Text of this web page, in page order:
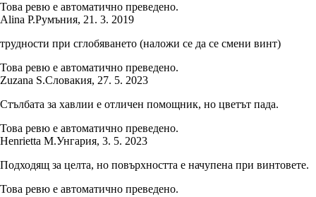
Това ревю е автоматично преведено.
Alina P.Румъния, 21. 3. 2019
трудности при сглобяването (наложи се да се смени винт)
Това ревю е автоматично преведено.
Zuzana S.Словакия, 27. 5. 2023
Стълбата за хавлии е отличен помощник, но цветът пада.
Това ревю е автоматично преведено.
Henrietta M.Унгария, 3. 5. 2023
Подходящ за целта, но повърхността е начупена при винтовете.
Това ревю е автоматично преведено.